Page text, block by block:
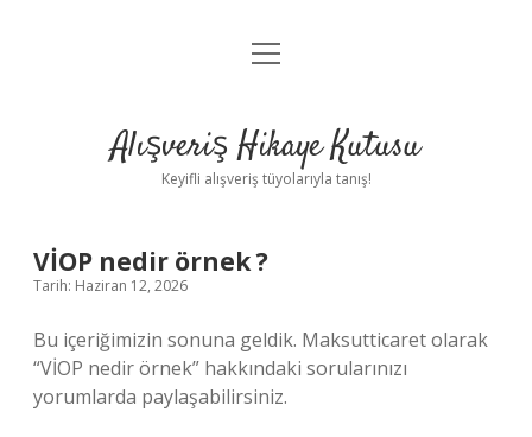
Anasayfa
Yasal Uyarı
menüyü
Alışveriş Hikaye Kutusu
Keyifli alışveriş tüyolarıyla tanış!
VİOP nedir örnek ?
Tarih: Haziran 12, 2026
Bu içeriğimizin sonuna geldik. Maksutticaret olarak
“VİOP nedir örnek” hakkındaki sorularınızı
yorumlarda paylaşabilirsiniz.